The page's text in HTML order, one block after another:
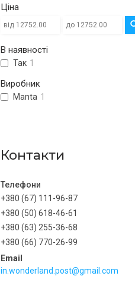
Ціна
В наявності
Так 1
Виробник
Manta 1
Контакти
+380 (67) 111-96-87
+380 (50) 618-46-61
+380 (63) 255-36-68
+380 (66) 770-26-99
in.wonderland.post@gmail.com